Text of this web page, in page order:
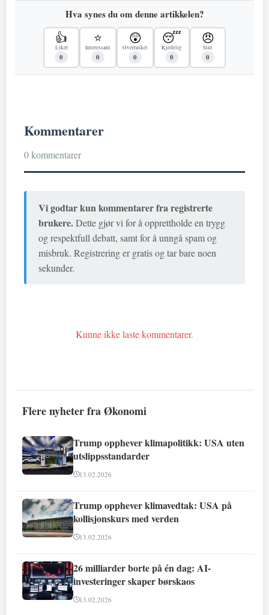
Hva synes du om denne artikkelen?
👍
Liker
0
⭐
Interessant
0
😲
Overrasket
0
😴
Kjedelig
0
😠
Sint
0
Kommentarer
0 kommentarer
Vi godtar kun kommentarer fra registrerte
brukere.Dette gjør vi for å opprettholde en trygg
og respektfull debatt, samt for å unngå spam og
misbruk. Registrering er gratis og tar bare noen
sekunder.
Kunne ikke laste kommentarer.
Flere nyheter fra Økonomi
Trump opphever klimapolitikk: USA uten
utslippsstandarder
13.02.2026
Trump opphever klimavedtak: USA på
kollisjonskurs med verden
13.02.2026
26 milliarder borte på én dag: AI-
investeringer skaper børskaos
13.02.2026